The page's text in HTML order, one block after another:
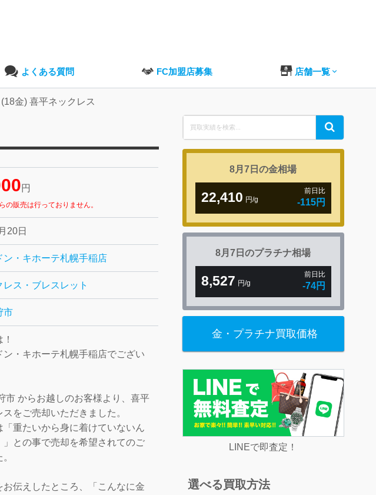
よくある質問 FC加盟店募集 店舗一覧
金) 喜平ネックレス
円
の販売は行っておりません。
20日
ン・キホーテ札幌手稲店
レス・ブレスレット
市
ン・キホーテ札幌手稲店でござい
市 からお越しのお客様より、喜平
をご売却いただきました。
「重たいから身に着けていないん
」との事で売却を希望されてのご
お伝えしたところ、「こんなに金
Search
for:
Search
8月7日の金相場
22,410 円/g
前日比
-115円
8月7日のプラチナ相場
8,527 円/g
前日比
-74円
金・プラチナ買取価格
LINEで即査定！
選べる買取方法